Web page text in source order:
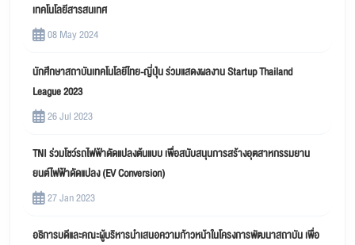
เทคโนโลยีสารสนเทศ
08 May 2024
นักศึกษาสถาบันเทคโนโลยีไทย-ญี่ปุ่น ร่วมแสดงผลงาน Startup Thailand
League 2023
26 Jul 2023
TNI ร่วมโชว์รถไฟฟ้าดัดแปลงต้นแบบ เพื่อสนับสนุนการสร้างอุตสาหกรรมยาน
ยนต์ไฟฟ้าดัดแปลง (EV Conversion)
27 Jan 2023
อธิการบดีและคณะผู้บริหารนำเสนอความก้าวหน้าในโครงการพัฒนาสถาบัน เพื่อ